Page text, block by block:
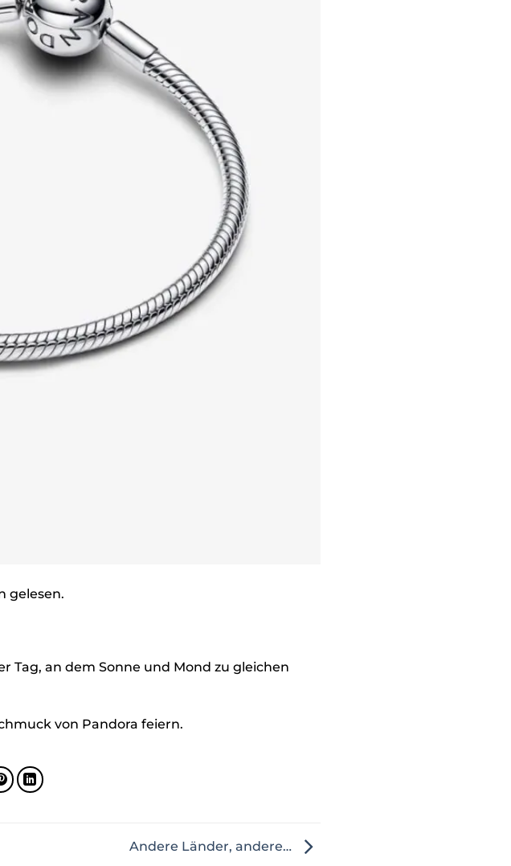
gelesen.
Tag, an dem Sonne und Mond zu gleichen
von Pandora feiern.
Andere Länder, andere…